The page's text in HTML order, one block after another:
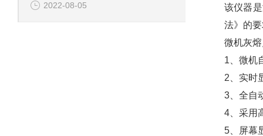
该仪器
法》的
微机灰
1、微机
2、实时
3、全自
4、采用
5、屏幕
2022-08-05